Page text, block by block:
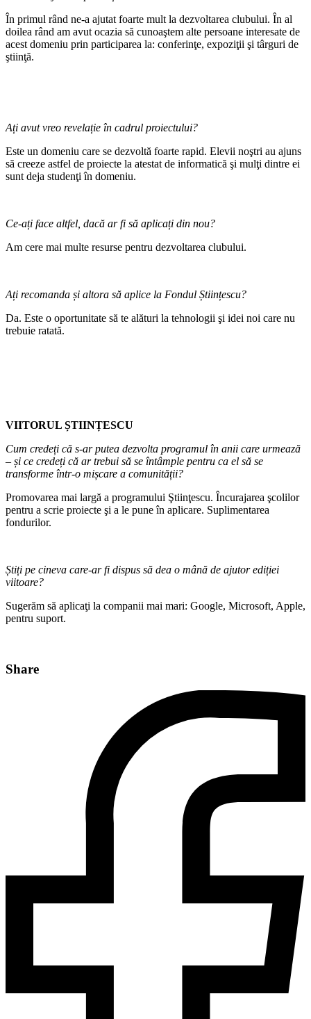
În primul rând ne-a ajutat foarte mult la dezvoltarea clubului. În al
doilea rând am avut ocazia să cunoaştem alte persoane interesate de
acest domeniu prin participarea la: conferinţe, expoziţii şi târguri de
ştiinţă.
Ați avut vreo revelație în cadrul proiectului?
Este un domeniu care se dezvoltă foarte rapid. Elevii noştri au ajuns
să creeze astfel de proiecte la atestat de informatică şi mulţi dintre ei
sunt deja studenţi în domeniu.
Ce-ați face altfel, dacă ar fi să aplicați din nou?
Am cere mai multe resurse pentru dezvoltarea clubului.
Ați recomanda și altora să aplice la Fondul Științescu?
Da. Este o oportunitate să te alături la tehnologii şi idei noi care nu
trebuie ratată.
VIITORUL ȘTIINȚESCU
Cum credeți că s-ar putea dezvolta programul în anii care urmează
– și ce credeți că ar trebui să se întâmple pentru ca el să se
transforme într-o mișcare a comunității?
Promovarea mai largă a programului Ştiinţescu. Încurajarea şcolilor
pentru a scrie proiecte şi a le pune în aplicare. Suplimentarea
fondurilor.
Știți pe cineva care-ar fi dispus să dea o mână de ajutor ediției
viitoare?
Sugerăm să aplicaţi la companii mai mari: Google, Microsoft, Apple,
pentru suport.
Share